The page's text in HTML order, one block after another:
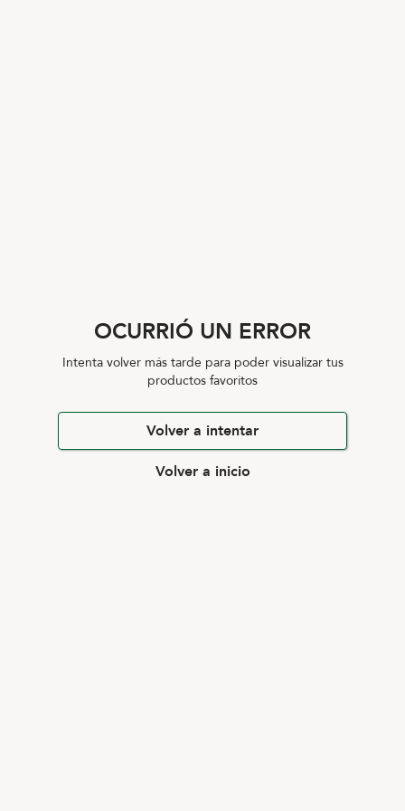
OCURRIÓ UN ERROR
Intenta volver más tarde para poder visualizar tus
productos favoritos
Volver a intentar
Volver a inicio